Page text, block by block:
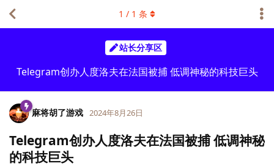
站长分享区
Telegram创办人度洛夫在法国被捕 低调神秘的科技巨头
1 / 1 条
麻将胡了游戏 2024年8月26日
Telegram创办人度洛夫在法国被捕 低调神秘
的科技巨头